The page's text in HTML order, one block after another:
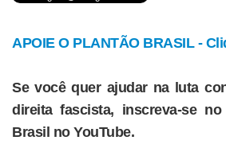
APOIE O PLANTÃO BRASIL -
Se você quer ajudar na luta
direita fascista, inscreva-se
Brasil no YouTube.